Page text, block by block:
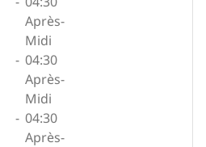
Après-
Midi
- 04:30
Après-
Midi
- 04:30
Après-